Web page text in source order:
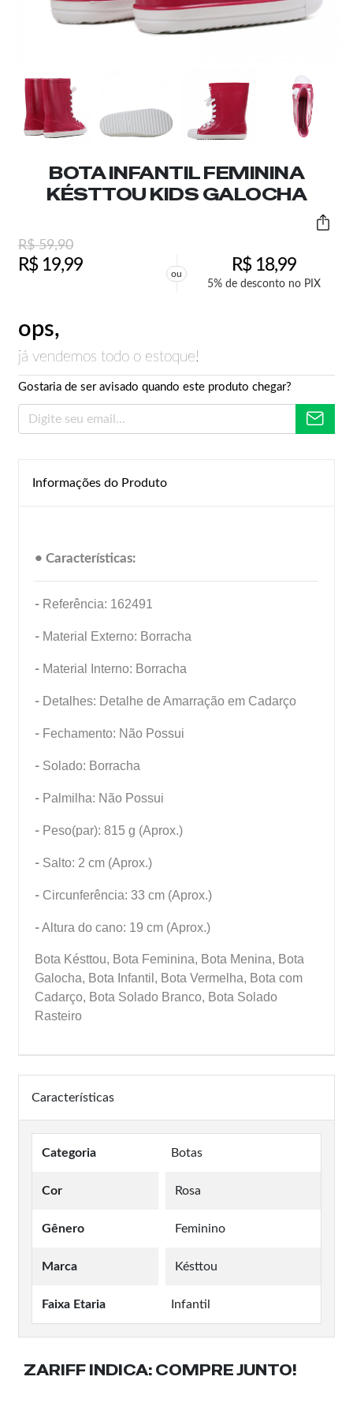
BOTA INFANTIL FEMININA
KÉSTTOU KIDS GALOCHA
R$59,90
R$19,99 ou R$18,99
5% de desconto no PIX
ops,
já vendemos todo o estoque!
Gostaria de ser avisado quando este produto chegar?
Informações do Produto
• Características:
- Referência: 162491
- Material Externo: Borracha
- Material Interno: Borracha
- Detalhes: Detalhe de Amarração em Cadarço
- Fechamento: Não Possui
- Solado: Borracha
- Palmilha: Não Possui
- Peso(par): 815 g (Aprox.)
- Salto: 2 cm (Aprox.)
- Circunferência: 33 cm (Aprox.)
-Altura do cano: 19 cm (Aprox.)
Bota Késttou, Bota Feminina, Bota Menina, Bota
Galocha, Bota Infantil, Bota Vermelha, Bota com
Cadarço, Bota Solado Branco, Bota Solado
Rasteiro
Características
Categoria Botas
Cor Rosa
Gênero Feminino
Marca Késttou
Faixa Etaria Infantil
ZARIFF INDICA: COMPRE JUNTO!